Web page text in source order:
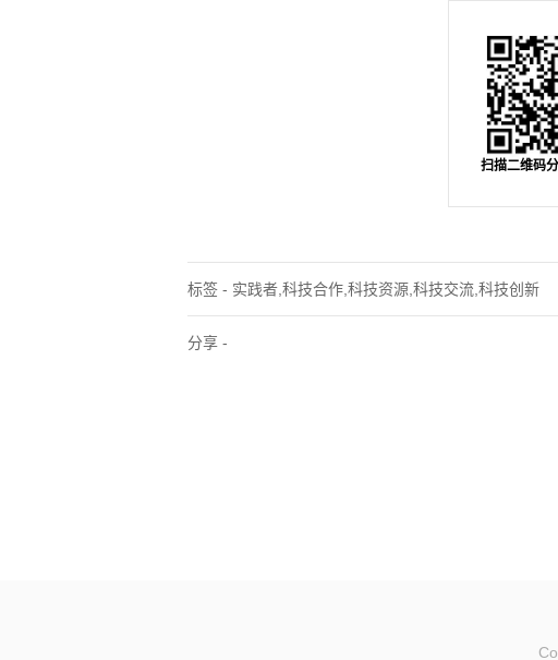
扫描二维码
标签 - 实践者,科技合作,科技资源,科技交流,科技创新
分享 -